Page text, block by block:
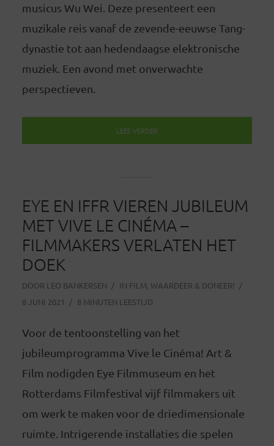
musicus Wu Wei. Deze presenteert een
muzikale reis vanaf de zevende-eeuwse Tang-
dynastie tot aan hedendaagse elektronische
muziek. Een avond met onverwachte
perspectieven.
LEES VERDER
EYE EN IFFR VIEREN JUBILEUM
MET VIVE LE CINÉMA –
FILMMAKERS VERLATEN HET
DOEK
DOOR LEO BANKERSEN IN FILM, WAARDEER & DONEER!
8 JUNI 2021
8 MINUTEN LEESTIJD
Voor de tentoonstelling van het
jubileumprogramma Vive le Cinéma! Art &
Film nodigden Eye Filmmuseum en het
Rotterdams Filmfestival vijf filmmakers uit
om werk te maken voor de driedimensionale
ruimte. Intrigerende installaties die spelen